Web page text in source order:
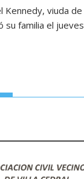
Kennedy, viuda
su familia el